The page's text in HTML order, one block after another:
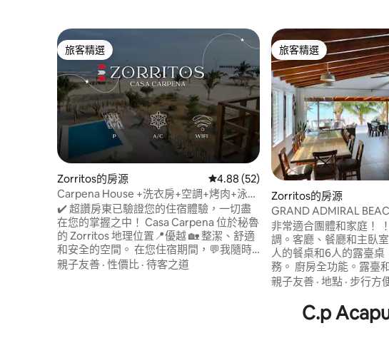
旅客精選
旅客精選
Zorritos的房源 從 52 則評價中獲得 4.88 的平均評分
4.88 (52)
Carpena House +洗衣房+空調+烤肉+泳池
+海景@Zorrito
✔️ 超讚房東已驗證您的住宿體驗，一切盡
在您的掌握之中！ Casa Carpena 位於秘魯
的 Zorritos 地理位置📍優越 🏡 整潔、舒適
和安全的空間。 在您住宿期間，💬我隨時
為您提供協助。 🔑 立即預訂，在秘魯享受
親子友善 · 性價比 · 待客之道
旅客精選
旅客精選
Zorritos的房源
GRAND ADMIRAL
非常適合團體和家庭！
調。客廳、餐廳和主臥
人的餐桌和6人的露臺桌
務。 廚房全功能。露臺
開入海灘。 WIFI和電視
師和清潔服務） ，但需
子距離Tumbes機場約
親子友善 · 地點 · 步行方
C.p